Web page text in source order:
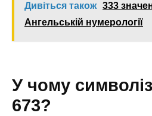
Дивіться також 333
Ангельській нумерології
У чому
673?